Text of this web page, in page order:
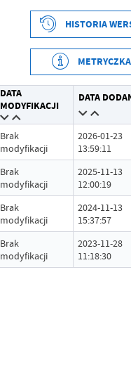
2023-11-28 11:16:50
Andrzej Gajda
2023-11-28 11:17:36
Andrzej Gajda
2023-11-28 11:17:36
Andrzej Gajda
HISTORIA
METRYCZKA
DATA
MODYFIKACJI
DATA
Brak
modyfikacji
2026-01-23
13:59:11
Brak
modyfikacji
2025-11-13
12:00:19
Brak
modyfikacji
2024-11-13
15:37:57
Brak
modyfikacji
2023-11-28
11:18:30